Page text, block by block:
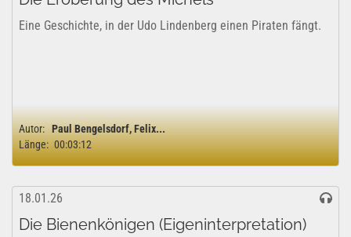
Eine Geschichte, in der Udo Lindenberg einen Piraten fängt.
Autor: Paul Bengelsdorf, Felix...
Länge: 00:03:12
18.01.26
Die Bienenkönigen (Eigeninterpretation)